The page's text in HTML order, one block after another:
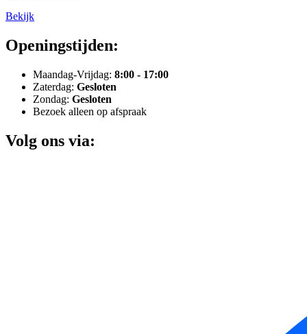
Bekijk
Openingstijden:
Maandag-Vrijdag: 8:00 - 17:00
Zaterdag: Gesloten
Zondag: Gesloten
Bezoek alleen op afspraak
Volg ons via: